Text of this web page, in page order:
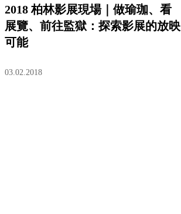
2018 柏林影展現場｜做瑜珈、看
展覽、前往監獄：探索影展的放映
可能
03.02.2018